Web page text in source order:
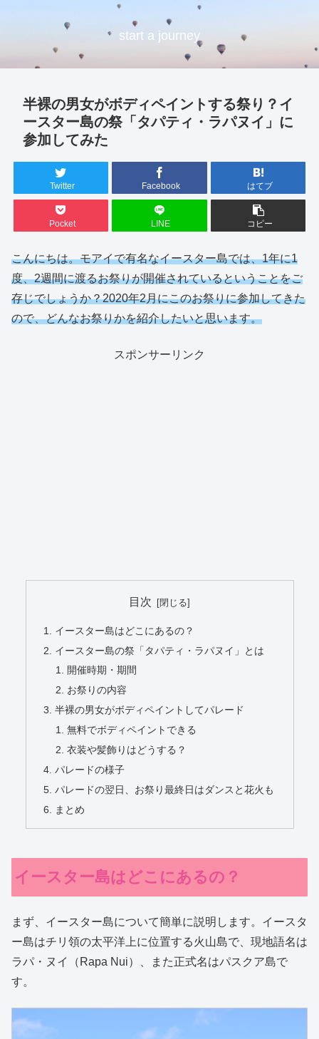
start a journey
半裸の男女がボディペイントする祭り？イ
ースター島の祭「タパティ・ラパヌイ」に
参加してみた
Twitter Facebook はてブ
Pocket LINE コピー
こんにちは。モアイで有名なイースター島では、1年に1
度、2週間に渡るお祭りが開催されているということをご
存じでしょうか？2020年2月にこのお祭りに参加してきた
ので、どんなお祭りかを紹介したいと思います。
スポンサーリンク
目次
イースター島はどこにあるの？
イースター島の祭「タパティ・ラパヌイ」とは
開催時期・期間
お祭りの内容
半裸の男女がボディペイントしてパレード
無料でボディペイントできる
衣装や髪飾りはどうする？
パレードの様子
パレードの翌日、お祭り最終日はダンスと花火も
まとめ
イースター島はどこにあるの？
まず、イースター島について簡単に説明します。イースタ
ー島はチリ領の太平洋上に位置する火山島で、現地語名は
ラパ・ヌイ（Rapa Nui）、また正式名はパスクア島で
す。